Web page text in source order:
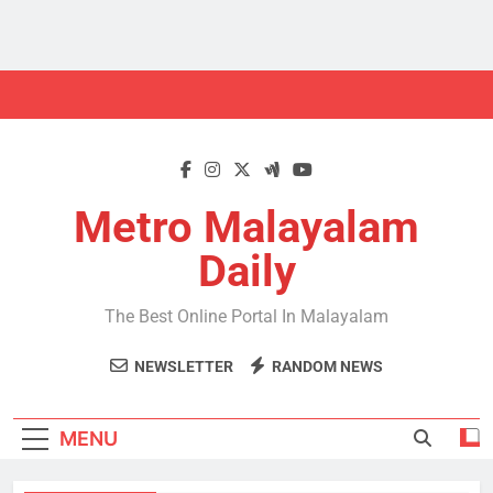
Metro Malayalam
Daily
The Best Online Portal In Malayalam
NEWSLETTER RANDOM NEWS
MENU